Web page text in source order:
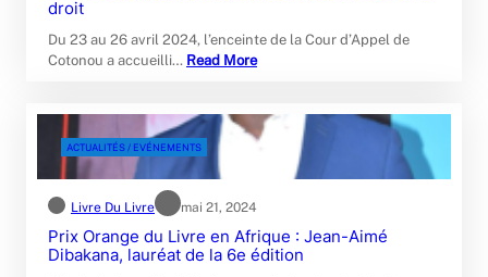
droit
Du 23 au 26 avril 2024, l’enceinte de la Cour d’Appel de
Cotonou a accueilli… Read More
ACTUALITÉS / EVÉNEMENTS
Livre Du Livre mai 21, 2024
Prix Orange du Livre en Afrique : Jean-Aimé
Dibakana, lauréat de la 6e édition